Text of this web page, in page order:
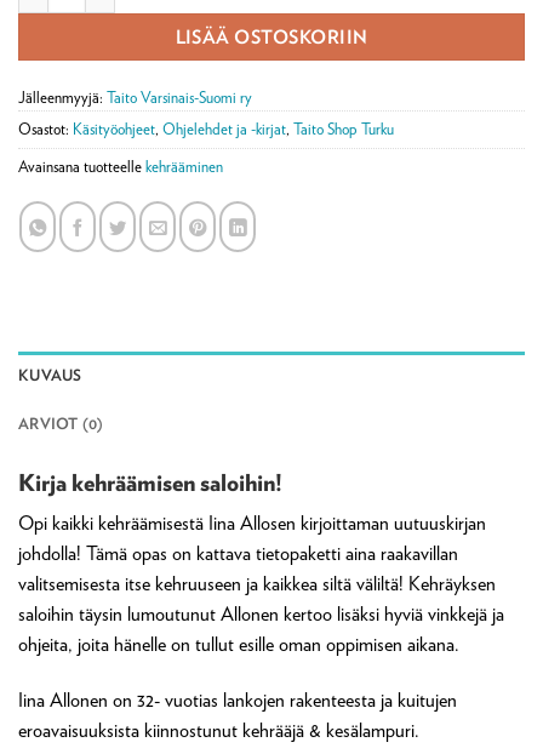
LISÄÄ OSTOSKORIIN
Jälleenmyyjä: Taito Varsinais-Suomi ry
Osastot: Käsityöohjeet, Ohjelehdet ja -kirjat, Taito Shop Turku
Avainsana tuotteelle kehrääminen
KUVAUS
ARVIOT (0)
Kirja kehräämisen saloihin!
Opi kaikki kehräämisestä Iina Allosen kirjoittaman uutuuskirjan
johdolla! Tämä opas on kattava tietopaketti aina raakavillan
valitsemisesta itse kehruuseen ja kaikkea siltä väliltä! Kehräyksen
saloihin täysin lumoutunut Allonen kertoo lisäksi hyviä vinkkejä ja
ohjeita, joita hänelle on tullut esille oman oppimisen aikana.
Iina Allonen on 32- vuotias lankojen rakenteesta ja kuitujen
eroavaisuuksista kiinnostunut kehrääjä & kesälampuri.